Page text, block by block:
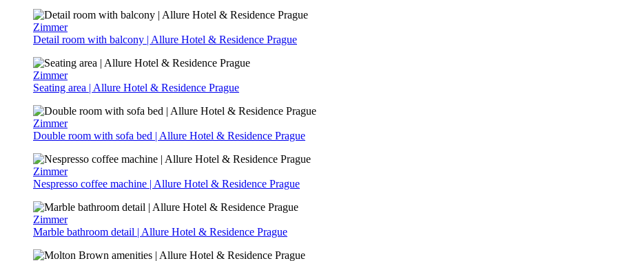
Zimmer
Detail room with balcony | Allure Hotel & Residence Prague
Zimmer
Seating area | Allure Hotel & Residence Prague
Zimmer
Double room with sofa bed | Allure Hotel & Residence Prague
Zimmer
Nespresso coffee machine | Allure Hotel & Residence Prague
Zimmer
Marble bathroom detail | Allure Hotel & Residence Prague